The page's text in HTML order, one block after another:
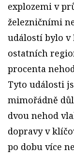
explozemi v
železničními
událostí bylo v
ostatních
procenta
Tyto události
mimořádně
dvou nehod
dopravy v
po dobu více